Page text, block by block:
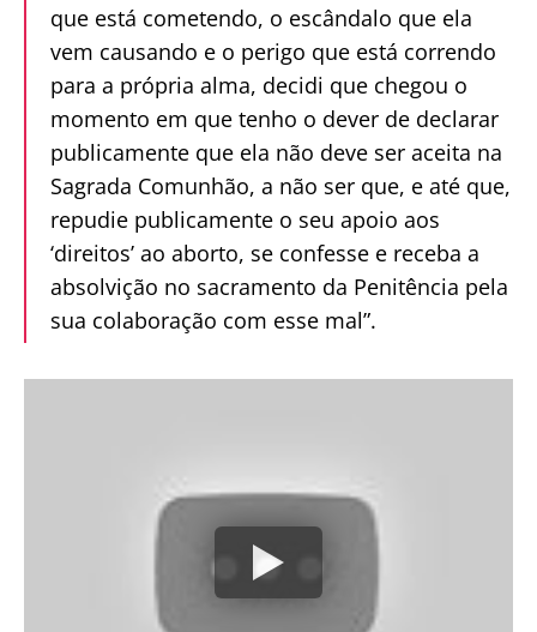
que está cometendo, o escândalo que ela
vem causando e o perigo que está correndo
para a própria alma, decidi que chegou o
momento em que tenho o dever de declarar
publicamente que ela não deve ser aceita na
Sagrada Comunhão, a não ser que, e até que,
repudie publicamente o seu apoio aos
‘direitos’ ao aborto, se confesse e receba a
absolvição no sacramento da Penitência pela
sua colaboração com esse mal”.